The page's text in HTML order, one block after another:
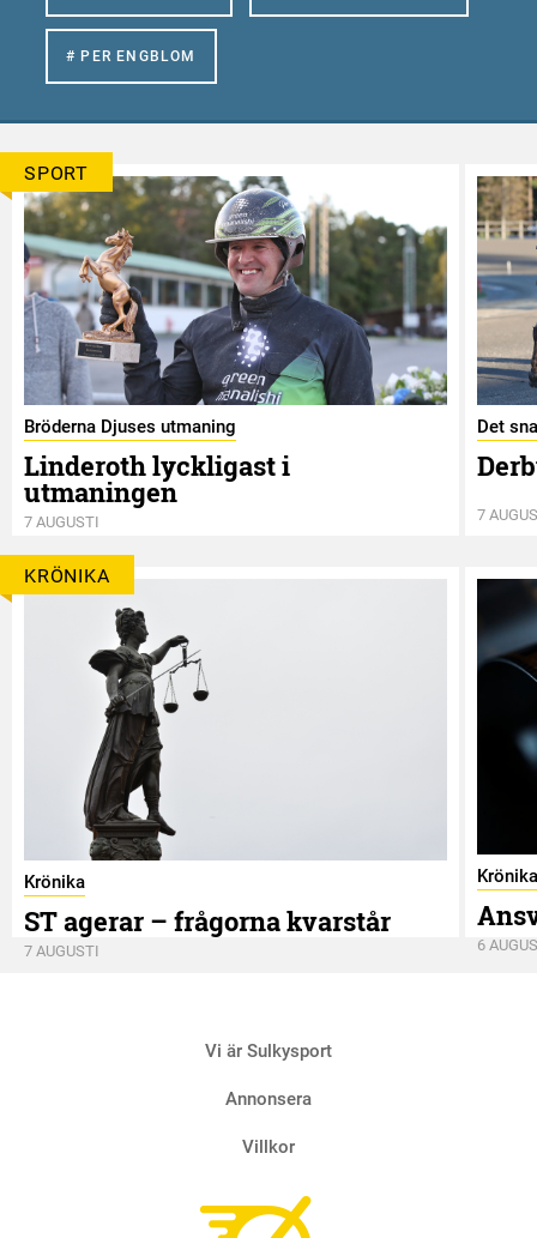
# PER ENGBLOM
SPORT
Bröderna Djuses utmaning
Linderoth lyckligast i
utmaningen
7 AUGUSTI
Det
7
KRÖNIKA
Krönika
ST agerar – frågorna kvarstår
7 AUGUSTI
Krönika
6
Vi är Sulkysport
Annonsera
Villkor